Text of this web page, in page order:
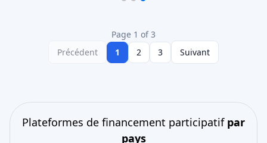
Page 1 of 3
Précédent
1 2 3 Suivant
Plateformes de financement participatif par
pays